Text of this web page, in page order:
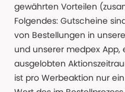
gewährten Vorteilen
Folgendes: Gutscheine
von Bestellungen in
und unserer medpex
ausgelobten
ist pro Werbeaktion nur